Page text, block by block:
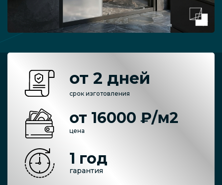
от 2 дней
срок изготовления
от 16000 ₽/м2
цена
1 год
гарантия